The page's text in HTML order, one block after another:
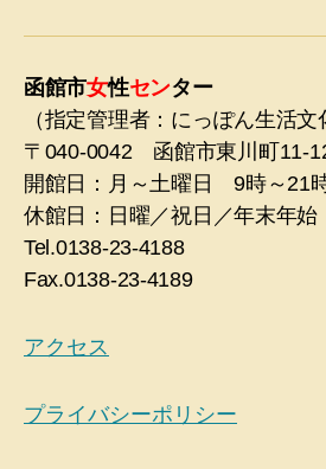
函館市女性センター
（指定管理者：にっぽん生活文
〒040-0042 函館市東川町11-
開館日：月～土曜日 9時～21
休館日：日曜／祝日／年末年始
Tel.0138-23-4188
Fax.0138-23-4189
アクセス
プライバシーポリシー